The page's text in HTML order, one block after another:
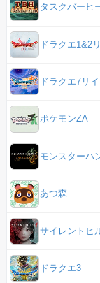
タスクバーヒ
ドラクエ1&2
ドラクエ7リ
ポケモンZA
モンスターハ
あつ森
サイレントヒ
ドラクエ3